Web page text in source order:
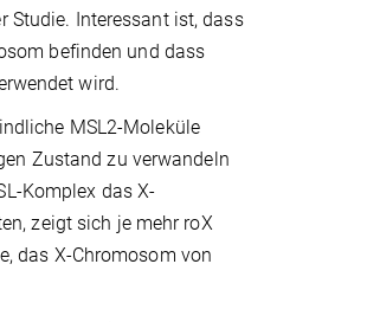
Studie. Interessant ist, dass
befinden und dass
wird.
MSL2-Moleküle
Zustand zu verwandeln
Komplex das X-
zeigt sich je mehr roX
das X-Chromosom von